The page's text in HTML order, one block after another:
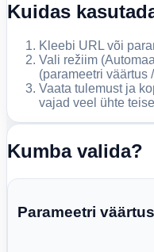
Kuidas
Kleebi URL või
Vali režiim
(parameetri väärtus
Vaata tulemust ja
vajad veel ühte
Kumba valida?
Parameetri